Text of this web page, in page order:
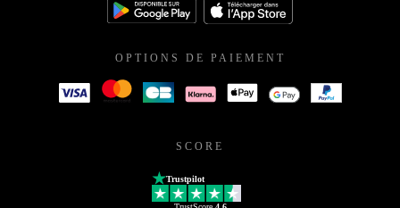
OPTIONS DE PAIEMENT
SCORE
Trustpilot